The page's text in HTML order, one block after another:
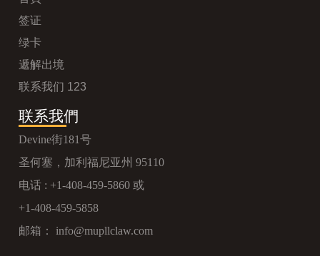
签证
绿卡
遞解出境
联系我们 123
联系我們
Devine街181号
圣何塞，加利福尼亚州 95110
电话 : +1-408-459-5860 或
+1-408-459-5858
邮箱： info@mupllclaw.com